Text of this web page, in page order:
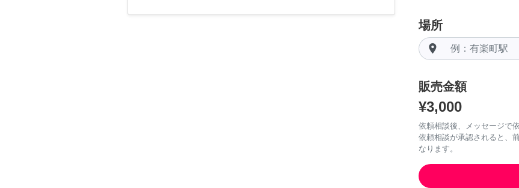
場所
room
販売金額
¥3,000
依頼相談後、メッセージで
依頼相談が承認されると、
なります。